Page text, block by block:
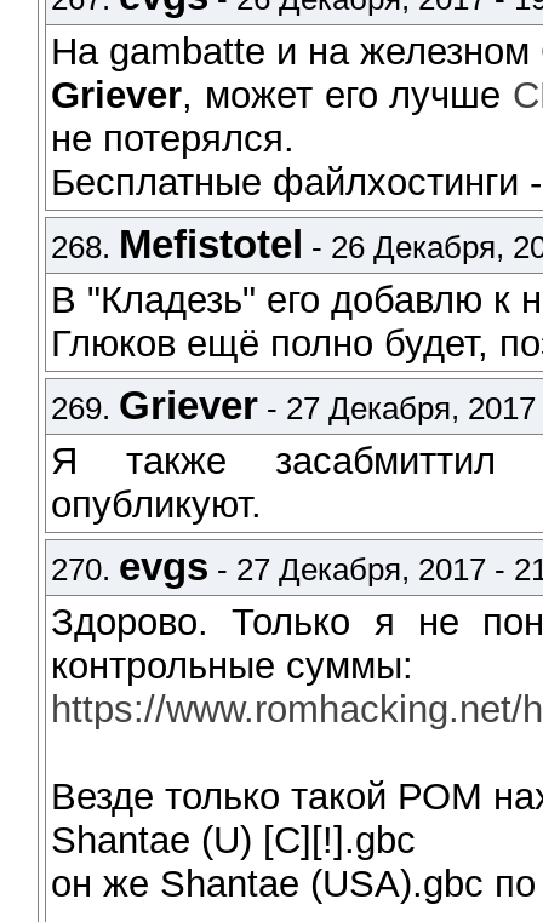
На gambatte и на железном
Griever, может его лучше
не потерялся.
Бесплатные файлхостинги
268. Mefistotel - 26 Декабря,
В "Кладезь" его добавлю к
Глюков ещё полно будет,
269. Griever - 27 Декабря,
Я также засабмиттил
опубликуют.
270. evgs - 27 Декабря, 2017 -
Здорово. Только я не
контрольные суммы:
https://www.romhacking.net/
Везде только такой РОМ
Shantae (U) [C][!].gbc
он же Shantae (USA).gbc